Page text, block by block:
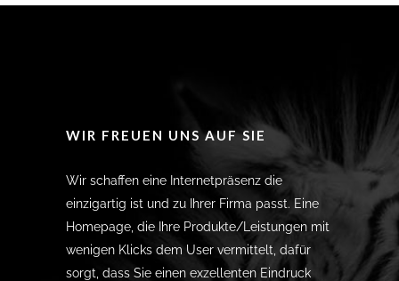
WIR FREUEN UNS AUF SIE
Wir schaffen eine Internetpräsenz die
einzigartig ist und zu Ihrer Firma passt. Eine
Homepage, die Ihre Produkte/Leistungen mit
wenigen Klicks dem User vermittelt, dafür
sorgt, dass Sie einen exzellenten Eindruck